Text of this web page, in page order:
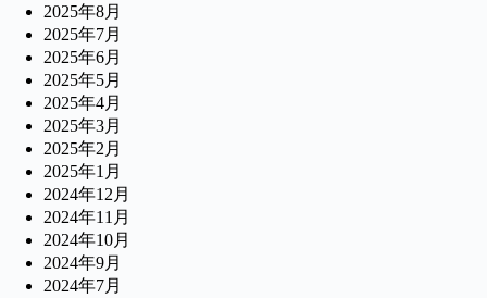
2025年8月
2025年7月
2025年6月
2025年5月
2025年4月
2025年3月
2025年2月
2025年1月
2024年12月
2024年11月
2024年10月
2024年9月
2024年7月